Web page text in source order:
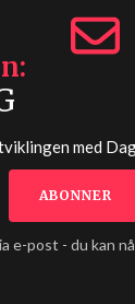
med
e-post - du kan